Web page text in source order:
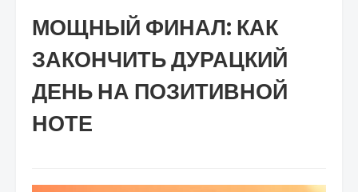
МОЩНЫЙ ФИНАЛ: КАК
ЗАКОНЧИТЬ ДУРАЦКИЙ
ДЕНЬ НА ПОЗИТИВНОЙ
НОТЕ